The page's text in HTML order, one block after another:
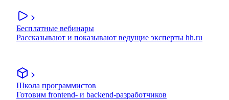
Бесплатные вебинары
Рассказывают и показывают ведущие эксперты hh.ru
Школа программистов
Готовим frontend- и backend-разработчиков